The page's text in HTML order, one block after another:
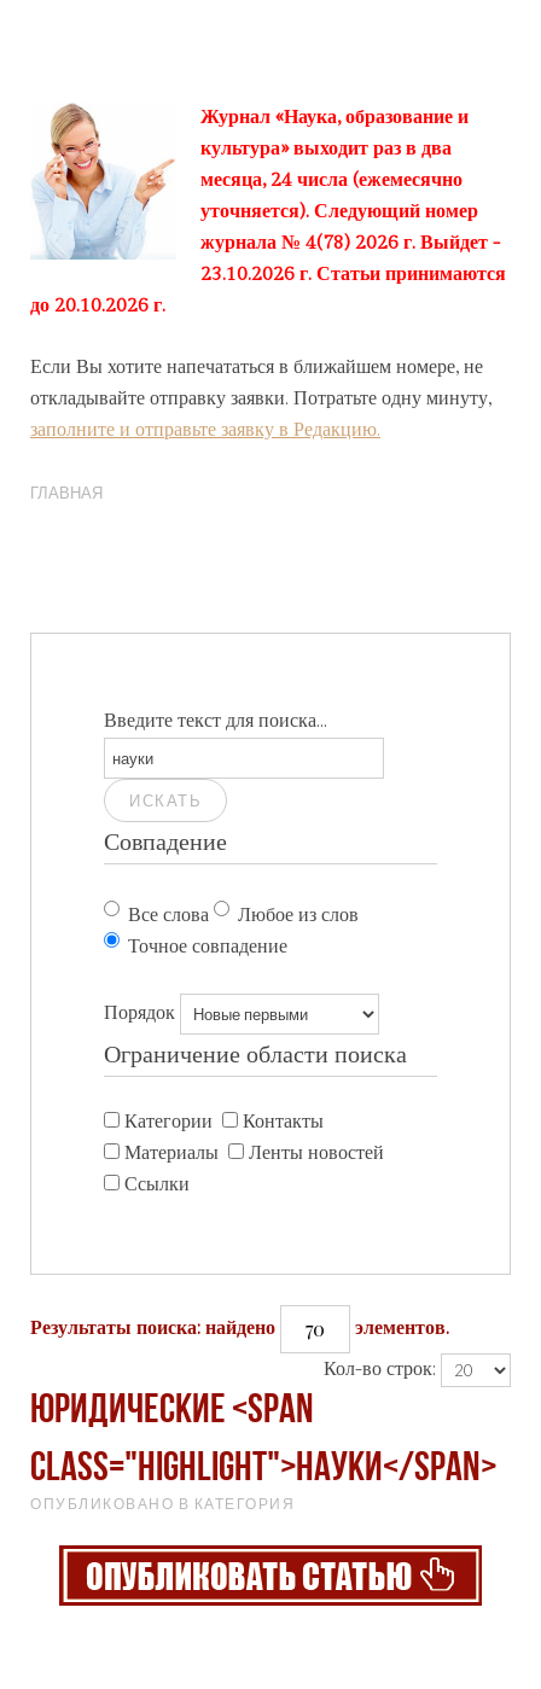
Журнал «Наука, образование и
культура» выходит раз в два
месяца, 24 числа (ежемесячно
уточняется). Следующий номер
журнала № 4(78) 2026 г. Выйдет -
23.10.2026 г. Статьи принимаются
до 20.10.2026 г.
Если Вы хотите напечататься в ближайшем номере, не
откладывайте отправку заявки. Потратьте одну минуту,
заполните и отправьте заявку в Редакцию.
ГЛАВНАЯ
Введите текст для поиска...
ИСКАТЬ
Совпадение
Все слова
Любое из слов
Точное совпадение
Порядок
Ограничение области поиска
Категории
Контакты
Материалы
Ленты новостей
Ссылки
Результаты поиска: найдено 70
элементов.
Кол-во строк:
Юридические <span
class="highlight">науки</span>
ОПУБЛИКОВАНО В КАТЕГОРИЯ